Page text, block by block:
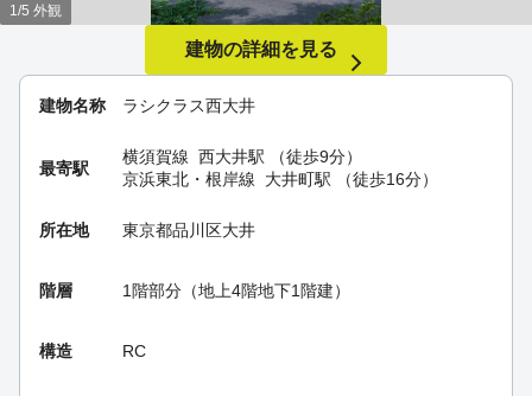
建物名称 ラシクラス西大井
最寄駅
横須賀線 西大井駅 （徒歩9分）
京浜東北・根岸線
大井町駅 （徒歩16分）
所在地 東京都品川区大井
階層 1階部分（地上4階地下1階建）
構造 RC
1/5 外観
建物の詳細を見る